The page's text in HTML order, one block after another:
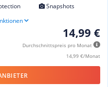
Snapshots
14,99 €
Durchschnittspreis pro Monat
14,99 €/Monat